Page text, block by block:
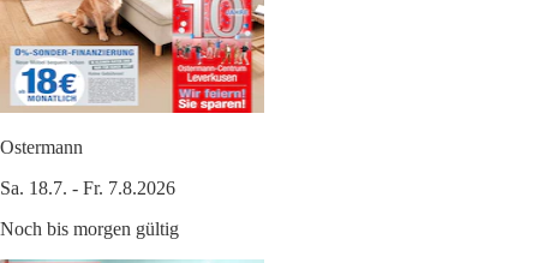
Ostermann
Sa. 18.7. - Fr. 7.8.2026
Noch bis morgen gültig